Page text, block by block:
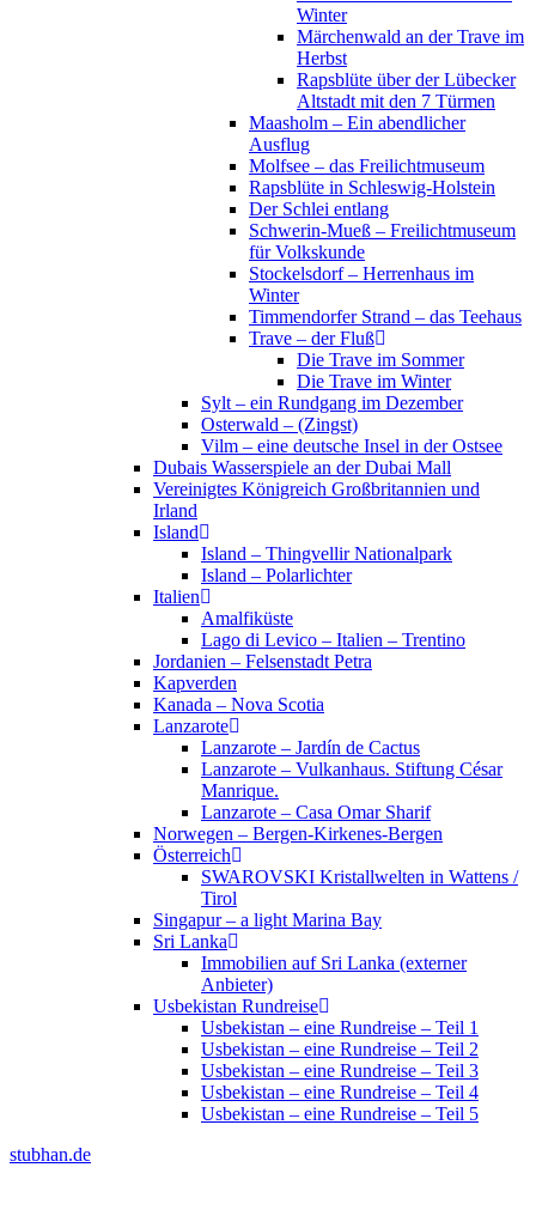
Winter
Märchenwald an der Trave im
Herbst
Rapsblüte über der Lübecker
Altstadt mit den 7 Türmen
Maasholm – Ein abendlicher
Ausflug
Molfsee – das Freilichtmuseum
Rapsblüte in Schleswig-Holstein
Der Schlei entlang
Schwerin-Mueß – Freilichtmuseum
für Volkskunde
Stockelsdorf – Herrenhaus im
Winter
Timmendorfer Strand – das Teehaus
Trave – der Fluß
Die Trave im Sommer
Die Trave im Winter
Sylt – ein Rundgang im Dezember
Osterwald – (Zingst)
Vilm – eine deutsche Insel in der Ostsee
Dubais Wasserspiele an der Dubai Mall
Vereinigtes Königreich Großbritannien und
Irland
Island
Island – Thingvellir Nationalpark
Island – Polarlichter
Italien
Amalfiküste
Lago di Levico – Italien – Trentino
Jordanien – Felsenstadt Petra
Kapverden
Kanada – Nova Scotia
Lanzarote
Lanzarote – Jardín de Cactus
Lanzarote – Vulkanhaus. Stiftung César
Manrique.
Lanzarote – Casa Omar Sharif
Norwegen – Bergen-Kirkenes-Bergen
Österreich
SWAROVSKI Kristallwelten in Wattens /
Tirol
Singapur – a light Marina Bay
Sri Lanka
Immobilien auf Sri Lanka (externer
Anbieter)
Usbekistan Rundreise
Usbekistan – eine Rundreise – Teil 1
Usbekistan – eine Rundreise – Teil 2
Usbekistan – eine Rundreise – Teil 3
Usbekistan – eine Rundreise – Teil 4
Usbekistan – eine Rundreise – Teil 5
stubhan.de